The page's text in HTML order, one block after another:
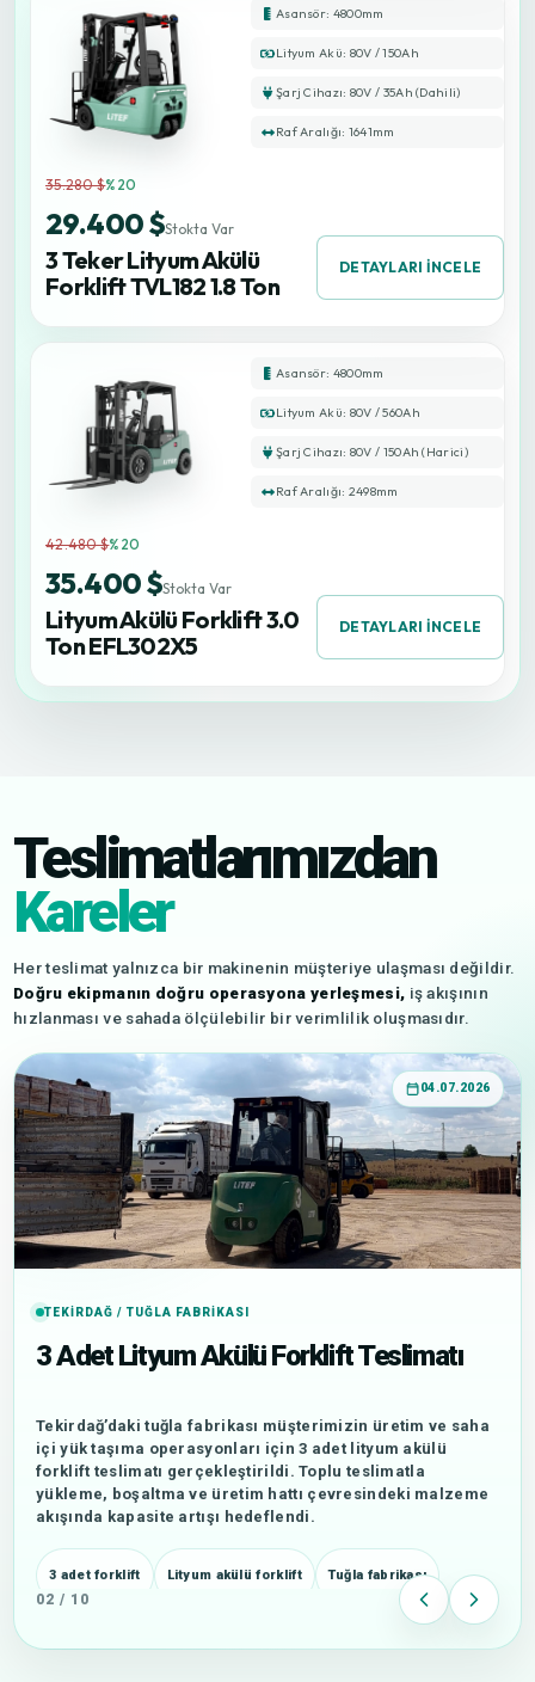
3 Teker Lityum Akülü
Forklift TVL182 1.8 Ton
35.280 $%20
29.400 $Stokta Var
DETAYLARI İNCELE
Asansör: 4800mm
Lityum Akü: 80V / 150Ah
Şarj Cihazı: 80V / 35Ah (Dahili)
Raf Aralığı: 1641mm
Lityum Akülü Forklift 3.0
Ton EFL302X5
42.480 $%20
35.400 $Stokta Var
DETAYLARI İNCELE
Asansör: 4800mm
Lityum Akü: 80V / 560Ah
Şarj Cihazı: 80V / 150Ah (Harici)
Raf Aralığı: 2498mm
Teslimatlarımızdan
Kareler
Her teslimat yalnızca bir makinenin müşteriye ulaşması değildir.
Doğru ekipmanın doğru operasyona yerleşmesi, iş akışının
hızlanması ve sahada ölçülebilir bir verimlilik oluşmasıdır.
04.07.2026
TEKIRDAĞ / TUĞLA FABRIKASI
3 Adet Lityum Akülü Forklift Teslimatı
Tekirdağ’daki tuğla fabrikası müşterimizin üretim ve saha
içi yük taşıma operasyonları için 3 adet lityum akülü
forklift teslimatı gerçekleştirildi. Toplu teslimatla
yükleme, boşaltma ve üretim hattı çevresindeki malzeme
akışında kapasite artışı hedeflendi.
3 adet forklift Lityum akülü forklift Tuğla fabrikası
02 / 10